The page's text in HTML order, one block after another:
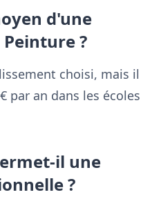
d'une
?
choisi, mais il
par an dans les écoles
il une
?